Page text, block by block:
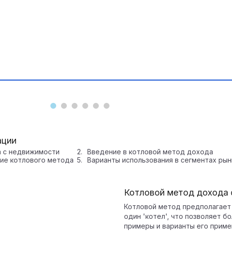
недвижимости Введение в котловой метод дохода
котлового метода
Варианты использования в сегментах
Котловой метод дохода
Котловой метод
один 'котел', что позволяет
примеры и варианты его